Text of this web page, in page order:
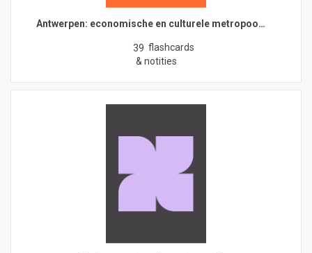
Antwerpen: economische en culturele metropoo…
39 flashcards
& notities